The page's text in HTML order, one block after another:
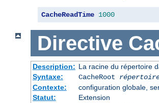
CacheReadTime 1000
Directive
Description: La racine du répertoire
Syntaxe:
CacheRoot
Contexte:
configuration globale,
Statut:
Extension